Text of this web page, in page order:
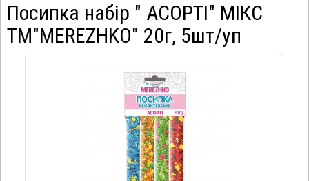
Посипка набір " АСОРТІ" МІКС
ТМ"MEREZHKO" 20г, 5шт/уп